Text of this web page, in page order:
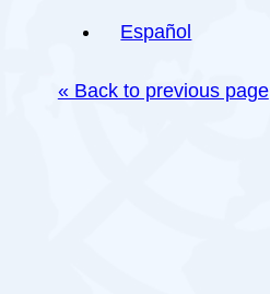
Español
« Back to previous page